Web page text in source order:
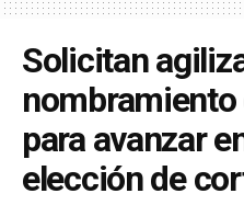
Solicitan
nombramiento
para avanzar
elección de